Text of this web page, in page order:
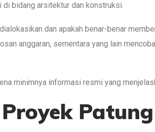
di bidang arsitektur dan konstruksi.
dan apakah benar-benar
anggaran, sementara yang lain
minimnya informasi resmi yang